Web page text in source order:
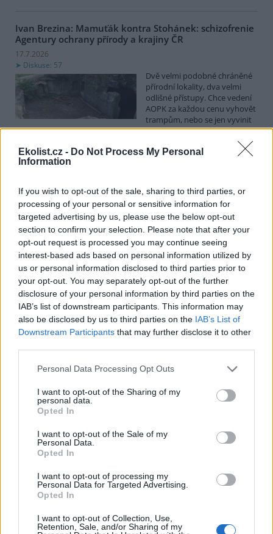
Ekolist.cz - Do Not Process My Personal
Information
If you wish to opt-out of the sale, sharing to third parties, or
processing of your personal or sensitive information for
targeted advertising by us, please use the below opt-out
section to confirm your selection. Please note that after your
opt-out request is processed you may continue seeing
interest-based ads based on personal information utilized by
us or personal information disclosed to third parties prior to
your opt-out. You may separately opt-out of the further
disclosure of your personal information by third parties on the
IAB’s list of downstream participants. This information may
also be disclosed by us to third parties on the IAB’s List of
Downstream Participants that may further disclose it to other
Personal Data Processing Opt Outs
I want to opt-out of the Sharing of my
personal data.
Opted In
I want to opt-out of the Sale of my
Personal Data.
Opted In
I want to opt-out of processing my
Personal Data for Targeted Advertising.
Opted In
I want to opt-out of Collection, Use,
Retention, Sale, and/or Sharing of my
Ivan Brezina: Mamuťák kontra Stohánek: schizofrenie
Agentury ochrany přírody a krajiny ČR
17.7.2026
Diskuse: 57
Dvě velmi podobné chráněné
přírodní lokality, dva velmi
odlišné přístupy. Chce vedení
AOPK za každou cenu vyhovět
trampům, nebo se jen vyvinit
ze zásadního selhání?
Spolky: Otevřený dopis ve věci výstavby zpevněné
neodkladné zastavení prací
16.7.2026
Diskuse: 13
Národní přírodní rezervace
Šerák-Keprník se v těchto
dnech proměnila ve
staveniště: bagry, nakladač,
dvě dodávky, hromada
materiálu a do dáli slyšitelný hluk ze staveniště.
Jakub Hruška: Co a proč se v roce 2011 stalo na Ptačím
potoce?
Diskuse: 18
začala blokáda kácení lesa na
Proč a co se tehdy stalo? Je to
trochu spletité, ale pokusím se
vysvětlit.
Eva Tylová: Další městské částí Prahy mohou svým
občanům zajistit příští Silvestr bez stresu
15.7.2026
Diskuse: 10
stresu, protože městské části
hl. m. Prahy, kde žijí, využily